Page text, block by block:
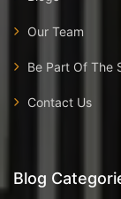
Our Team
Be Part Of The
Contact Us
Blog